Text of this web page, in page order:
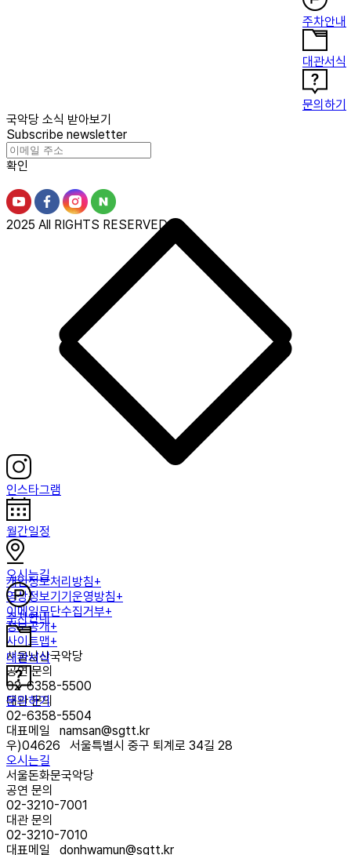
주차안내
대관서식
문의하기
인스타그램
월간일정
오시는길
주차안내
대관서식
문의하기
국악당 소식 받아보기
Subscribe newsletter
확인
2025 All RIGHTS RESERVED.
개인정보처리방침+
영상정보기기운영방침+
이메일무단수집거부+
정보공개+
사이트맵+
서울남산국악당
공연 문의
02-6358-5500
대관 문의
02-6358-5504
대표메일 namsan@sgtt.kr
우)04626
서울특별시 중구 퇴계로 34길 28
오시는길
서울돈화문국악당
공연 문의
02-3210-7001
대관 문의
02-3210-7010
대표메일 donhwamun@sgtt.kr